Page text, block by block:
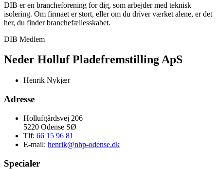
DIB er en brancheforening for dig, som arbejder med teknisk
isolering. Om firmaet er stort, eller om du driver værket alene, er det
her, du finder branchefællesskabet.
DIB Medlem
Neder Holluf Pladefremstilling ApS
Henrik Nykjær
Adresse
Hollufgårdsvej 206
5220 Odense SØ
Tlf: 66 15 96 81
E-mail: henrik@nhp-odense.dk
Specialer